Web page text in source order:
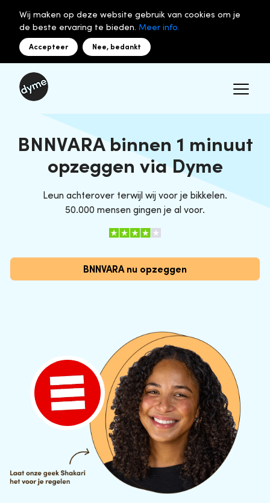
Wij maken op deze website gebruik van cookies om je
de beste ervaring te bieden. Meer info.
Accepteer Nee, bedankt
BNNVARA binnen 1 minuut
opzeggen via Dyme
Leun achterover terwijl wij voor je bikkelen.
50.000 mensen gingen je al voor.
BNNVARA nu opzeggen